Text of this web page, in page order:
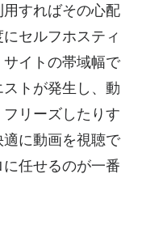
用すればその心配
セルフホスティ
イトの帯域幅で
トが発生し、 動
リーズしたりす
に動画を視聴で
に任せるのが一番